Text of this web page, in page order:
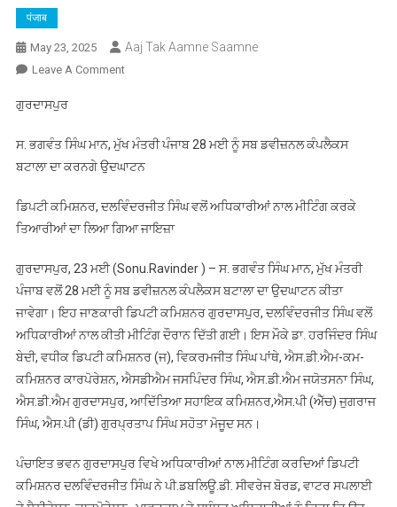
पंजाब
May 23, 2025 Aaj Tak Aamne Saamne
Leave A CommentOn
ਮਾਨ,
ਮੁੱਖ
ਪੰਜਾਬ
28
ਨੂੰ
ਸਬ
ਡਵੀਜ਼ਨਲ
ਕੰਪਲੈਕਸ
ਬਟਾਲਾ
ਦਾ
ਕਰਨਗੇ
ਉਦਘਾਟਨ
ਗੁਰਦਾਸਪੁਰ
ਸ. ਭਗਵੰਤ ਸਿੰਘ ਮਾਨ, ਮੁੱਖ ਮੰਤਰੀ ਪੰਜਾਬ 28 ਮਈ ਨੂੰ ਸਬ ਡਵੀਜ਼ਨਲ ਕੰਪਲੈਕਸ
ਬਟਾਲਾ ਦਾ ਕਰਨਗੇ ਉਦਘਾਟਨ
ਡਿਪਟੀ ਕਮਿਸ਼ਨਰ, ਦਲਵਿੰਦਰਜੀਤ ਸਿੰਘ ਵਲੋਂ ਅਧਿਕਾਰੀਆਂ ਨਾਲ ਮੀਟਿੰਗ ਕਰਕੇ
ਤਿਆਰੀਆਂ ਦਾ ਲਿਆ ਗਿਆ ਜਾਇਜ਼ਾ
ਗੁਰਦਾਸਪੁਰ, 23 ਮਈ (Sonu.Ravinder ) – ਸ. ਭਗਵੰਤ ਸਿੰਘ ਮਾਨ, ਮੁੱਖ ਮੰਤਰੀ
ਪੰਜਾਬ ਵਲੋਂ 28 ਮਈ ਨੂੰ ਸਬ ਡਵੀਜ਼ਨਲ ਕੰਪਲੈਕਸ ਬਟਾਲਾ ਦਾ ਉਦਘਾਟਨ ਕੀਤਾ
ਜਾਵੇਗਾ। ਇਹ ਜਾਣਕਾਰੀ ਡਿਪਟੀ ਕਮਿਸ਼ਨਰ ਗੁਰਦਾਸਪੁਰ, ਦਲਵਿੰਦਰਜੀਤ ਸਿੰਘ ਵਲੋਂ
ਅਧਿਕਾਰੀਆਂ ਨਾਲ ਕੀਤੀ ਮੀਟਿੰਗ ਦੌਰਾਨ ਦਿੱਤੀ ਗਈ। ਇਸ ਮੌਕੇ ਡਾ. ਹਰਜਿੰਦਰ ਸਿੰਘ
ਬੇਦੀ, ਵਧੀਕ ਡਿਪਟੀ ਕਮਿਸ਼ਨਰ (ਜ), ਵਿਕਰਮਜੀਤ ਸਿੰਘ ਪਾਂਥੇ, ਐਸ.ਡੀ.ਐਮ-ਕਮ-
ਕਮਿਸ਼ਨਰ ਕਾਰਪੋਰੇਸ਼ਨ, ਐਸਡੀਐਮ ਜਸਪਿੰਦਰ ਸਿੰਘ, ਐਸ.ਡੀ.ਐਮ ਜਯੋਤਸਨਾ ਸਿੰਘ,
ਐਸ.ਡੀ.ਐਮ ਗੁਰਦਾਸਪੁਰ, ਆਦਿੱਤਿਆ ਸਹਾਇਕ ਕਮਿਸ਼ਨਰ,ਐਸ.ਪੀ (ਐੱਚ) ਜੁਗਰਾਜ
ਸਿੰਘ, ਐਸ.ਪੀ (ਡੀ) ਗੁਰਪ੍ਰਤਾਪ ਸਿੰਘ ਸਹੋਤਾ ਮੋਜੂਦ ਸਨ।
ਪੰਚਾਇਤ ਭਵਨ ਗੁਰਦਾਸਪੁਰ ਵਿਖੇ ਅਧਿਕਾਰੀਆਂ ਨਾਲ ਮੀਟਿੰਗ ਕਰਦਿਆਂ ਡਿਪਟੀ
ਕਮਿਸ਼ਨਰ ਦਲਵਿੰਦਰਜੀਤ ਸਿੰਘ ਨੇ ਪੀ.ਡਬਲਿਊ.ਡੀ. ਸੀਵਰੇਜ ਬੋਰਡ, ਵਾਟਰ ਸਪਲਾਈ